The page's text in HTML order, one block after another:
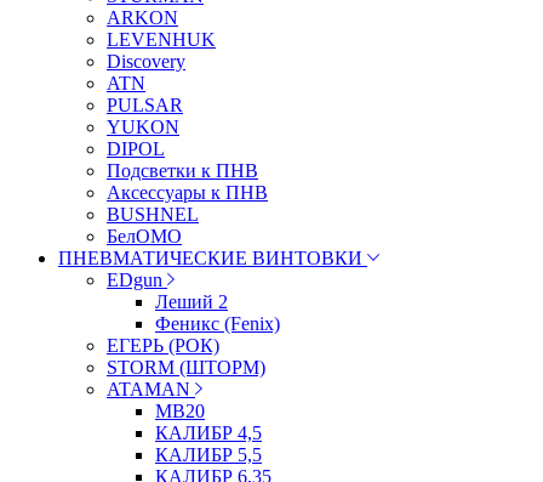
ARKON
LEVENHUK
Discovery
ATN
PULSAR
YUKON
DIPOL
Подсветки к ПНВ
Аксессуары к ПНВ
BUSHNEL
БелОМО
ПНЕВМАТИЧЕСКИЕ ВИНТОВКИ
EDgun
Леший 2
Феникс (Fenix)
ЕГЕРЬ (РОК)
STORM (ШТОРМ)
ATAMAN
МВ20
КАЛИБР 4,5
КАЛИБР 5,5
КАЛИБР 6,35